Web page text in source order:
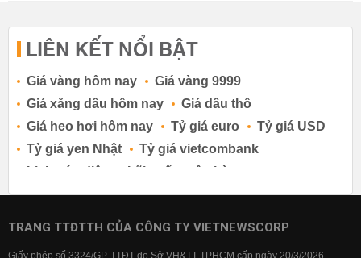
LIÊN KẾT NỔI BẬT
Giá vàng hôm nay
Giá vàng 9999
Giá xăng dầu hôm nay
Giá dầu thô
Giá heo hơi hôm nay
Tỷ giá euro
Tỷ giá USD
Tỷ giá yen Nhật
Tỷ giá vietcombank
Lịch cúp điện
Lãi suất ngân hàng
Lãi suất tiết kiệm
Lãi suất tiền gửi
Lãi suất ngân hàng Agribank
TRANG TTĐTTH CỦA CÔNG TY VIETNEWSCORP
Giấy phép số 3324/GP-TTĐT do Sở VH&TT TPHCM cấp ngày 20/3/2026